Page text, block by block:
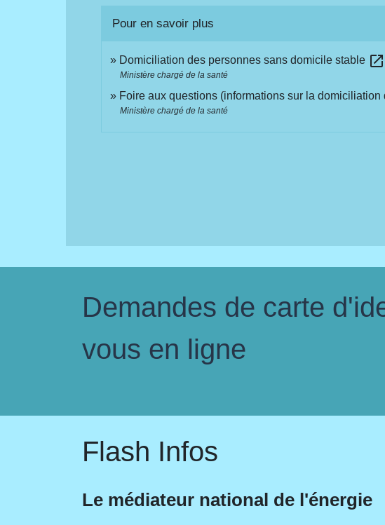
Pour en savoir plus
Domiciliation des personnes sans domicile stable open_in_new
Ministère chargé de la santé
Foire aux questions (informations sur la
Ministère chargé de la santé
Demandes de carte
vous en ligne
Flash Infos
Le médiateur national de l'énergie